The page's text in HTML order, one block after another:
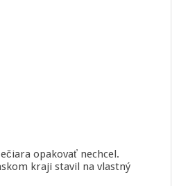
opakovať nechcel.
kraji stavil na vlastný